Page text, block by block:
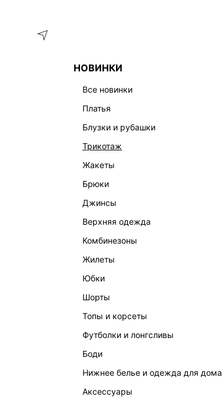
НОВИНКИ
все новинки
платья
блузки и рубашки
трикотаж
жакеты
брюки
джинсы
верхняя одежда
комбинезоны
жилеты
юбки
шорты
топы и корсеты
футболки и лонгсливы
боди
нижнее белье и одежда для дома
аксессуары
BEAUTY
ТИНТЫ-БАЛЬЗАМЫ